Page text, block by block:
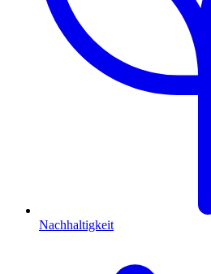
Nachhaltigkeit